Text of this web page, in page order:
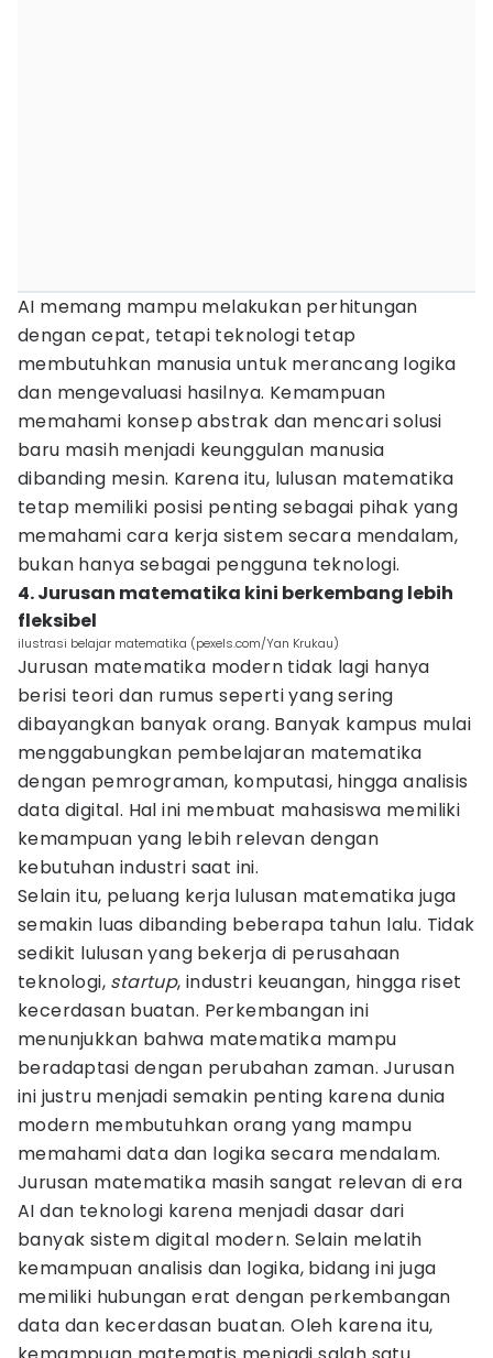
AI memang mampu melakukan perhitungan
dengan cepat, tetapi teknologi tetap
membutuhkan manusia untuk merancang logika
dan mengevaluasi hasilnya. Kemampuan
memahami konsep abstrak dan mencari solusi
baru masih menjadi keunggulan manusia
dibanding mesin. Karena itu, lulusan matematika
tetap memiliki posisi penting sebagai pihak yang
memahami cara kerja sistem secara mendalam,
bukan hanya sebagai pengguna teknologi.
4. Jurusan matematika kini berkembang lebih
fleksibel
ilustrasi belajar matematika (pexels.com/Yan Krukau)
Jurusan matematika modern tidak lagi hanya
berisi teori dan rumus seperti yang sering
dibayangkan banyak orang. Banyak kampus mulai
menggabungkan pembelajaran matematika
dengan pemrograman, komputasi, hingga analisis
data digital. Hal ini membuat mahasiswa memiliki
kemampuan yang lebih relevan dengan
kebutuhan industri saat ini.
Selain itu, peluang kerja lulusan matematika juga
semakin luas dibanding beberapa tahun lalu. Tidak
sedikit lulusan yang bekerja di perusahaan
teknologi, startup, industri keuangan, hingga riset
kecerdasan buatan. Perkembangan ini
menunjukkan bahwa matematika mampu
beradaptasi dengan perubahan zaman. Jurusan
ini justru menjadi semakin penting karena dunia
modern membutuhkan orang yang mampu
memahami data dan logika secara mendalam.
Jurusan matematika masih sangat relevan di era
AI dan teknologi karena menjadi dasar dari
banyak sistem digital modern. Selain melatih
kemampuan analisis dan logika, bidang ini juga
memiliki hubungan erat dengan perkembangan
data dan kecerdasan buatan. Oleh karena itu,